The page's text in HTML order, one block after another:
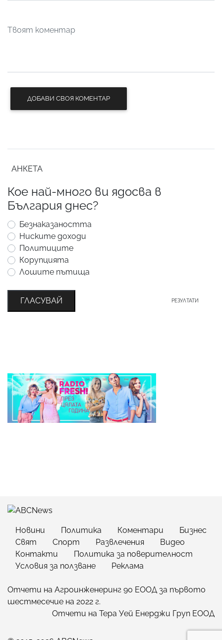
ДОБАВИ СВОЯ КОМЕНТАР
АНКЕТА
Кое най-много ви ядосва в
България днес?
Безнаказаността
Ниските доходи
Политиците
Корупцията
Лошите пътища
ГЛАСУВАЙ РЕЗУЛТАТИ
Новини Политика Коментари
Бизнес
Свят
Спорт Развлечения
Видео
Контакти
Политика за поверителност
Условия за ползване
Реклама
Отчети на Агроинженеринг 90 ЕООД за първото
шестмесечие на 2022 г.
Отчети на Тера Уей Енерджи Груп ЕООД